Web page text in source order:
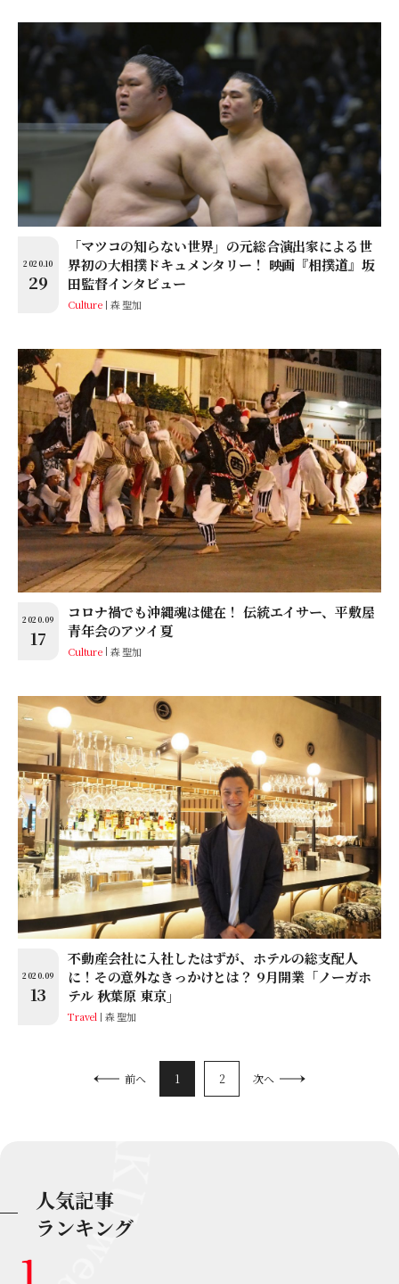
2020.10
29
「マツコの知らない世界」の元総合演出家による世
界初の大相撲ドキュメンタリー！ 映画『相撲道』坂
田監督インタビュー
Culture 森 聖加
2020.09
17
コロナ禍でも沖縄魂は健在！ 伝統エイサー、平敷屋
青年会のアツイ夏
Culture 森 聖加
2020.09
13
不動産会社に入社したはずが、ホテルの総支配人
に！その意外なきっかけとは？ 9月開業「ノーガホ
テル 秋葉原 東京」
Travel 森 聖加
前へ 1 2 次へ
人気記事
ランキング